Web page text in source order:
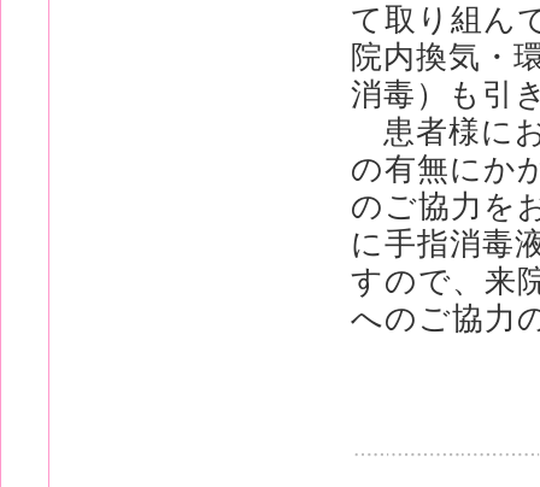
て取り組ん
院内換気・
消毒）も引
患者様に
の有無にか
のご協力を
に手指消毒
すので、来
へのご協力